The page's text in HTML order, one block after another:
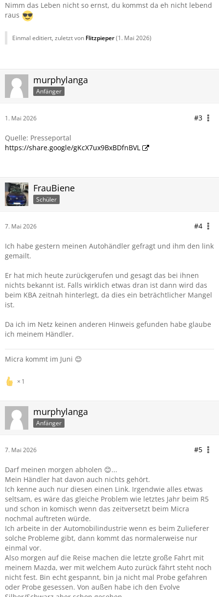
Nimm das Leben nicht so ernst, du kommst da eh nicht lebend
raus
Einmal editiert, zuletzt von Flitzpieper(1. Mai 2026)
murphylanga
Anfänger
1. Mai 2026 #3
Quelle: Presseportal
https://share.google/gKcX7ux9BxBDfnBVL
FrauBiene
Schüler
7. Mai 2026 #4
Ich habe gestern meinen Autohändler gefragt und ihm den link
gemailt.
Er hat mich heute zurückgerufen und gesagt das bei ihnen
nichts bekannt ist. Falls wirklich etwas dran ist dann wird das
beim KBA zeitnah hinterlegt, da dies ein beträchtlicher Mangel
ist.
Da ich im Netz keinen anderen Hinweis gefunden habe glaube
ich meinem Händler.
Micra kommt im Juni 😊
1
murphylanga
Anfänger
7. Mai 2026 #5
Darf meinen morgen abholen 😊...
Mein Händler hat davon auch nichts gehört.
Ich kenne auch nur diesen einen Link. Irgendwie alles etwas
seltsam, es wäre das gleiche Problem wie letztes Jahr beim R5
und schon in komisch wenn das zeitversetzt beim Micra
nochmal auftreten würde.
Ich arbeite in der Automobilindustrie wenn es beim Zulieferer
solche Probleme gibt, dann kommt das normalerweise nur
einmal vor.
Also morgen auf die Reise machen die letzte große Fahrt mit
meinem Mazda, wer mit welchem Auto zurück fährt steht noch
nicht fest. Bin echt gespannt, bin ja nicht mal Probe gefahren
oder Probe gesessen. Von außen habe ich den Evolve